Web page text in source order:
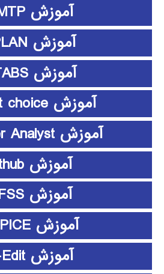
آموزش EMTP
آموزش ePLAN
آموزش ETABS
آموزش expert choice
آموزش Frontier Analyst
آموزش github
آموزش HFSS
آموزش HSPICE
آموزش L-Edit